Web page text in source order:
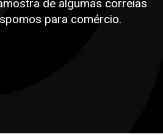
de algumas correias
para comércio.